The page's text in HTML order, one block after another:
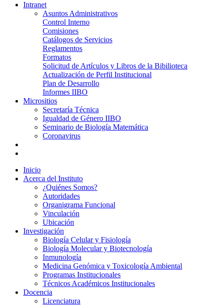
Intranet
Asuntos Administrativos
Control Interno
Comisiones
Catálogos de Servicios
Reglamentos
Formatos
Solicitud de Artículos y Libros de la Bibilioteca
Actualización de Perfil Institucional
Plan de Desarrollo
Informes IIBO
Micrositios
Secretaría Técnica
Igualdad de Género IIBO
Seminario de Biología Matemática
Coronavirus
Inicio
Acerca del Instituto
¿Quiénes Somos?
Autoridades
Organigrama Funcional
Vinculación
Ubicación
Investigación
Biología Celular y Fisiología
Biología Molecular y Biotecnología
Inmunología
Medicina Genómica y Toxicología Ambiental
Programas Institucionales
Técnicos Académicos Institucionales
Docencia
Licenciatura